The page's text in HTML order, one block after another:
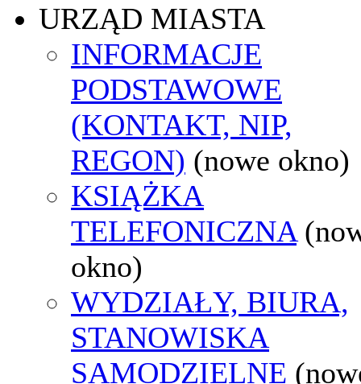
URZĄD MIASTA
INFORMACJE
PODSTAWOWE
(KONTAKT, NIP,
REGON) (nowe okno)
KSIĄŻKA
TELEFONICZNA
okno)
WYDZIAŁY, BIURA,
STANOWISKA
SAMODZIELNE